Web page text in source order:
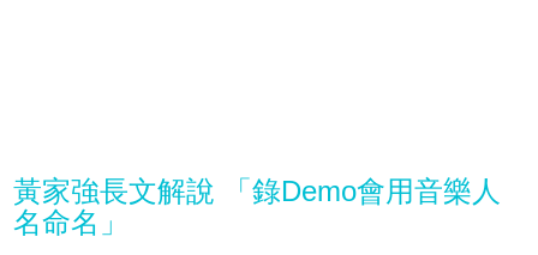
黃家強長文解說 「錄Demo會用音樂人
名命名」